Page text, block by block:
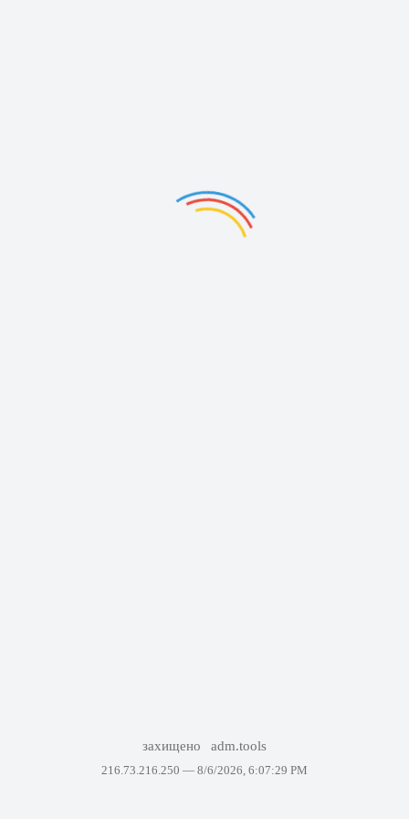
захищено adm.tools
216.73.216.250 — 8/6/2026, 6:07:29 PM